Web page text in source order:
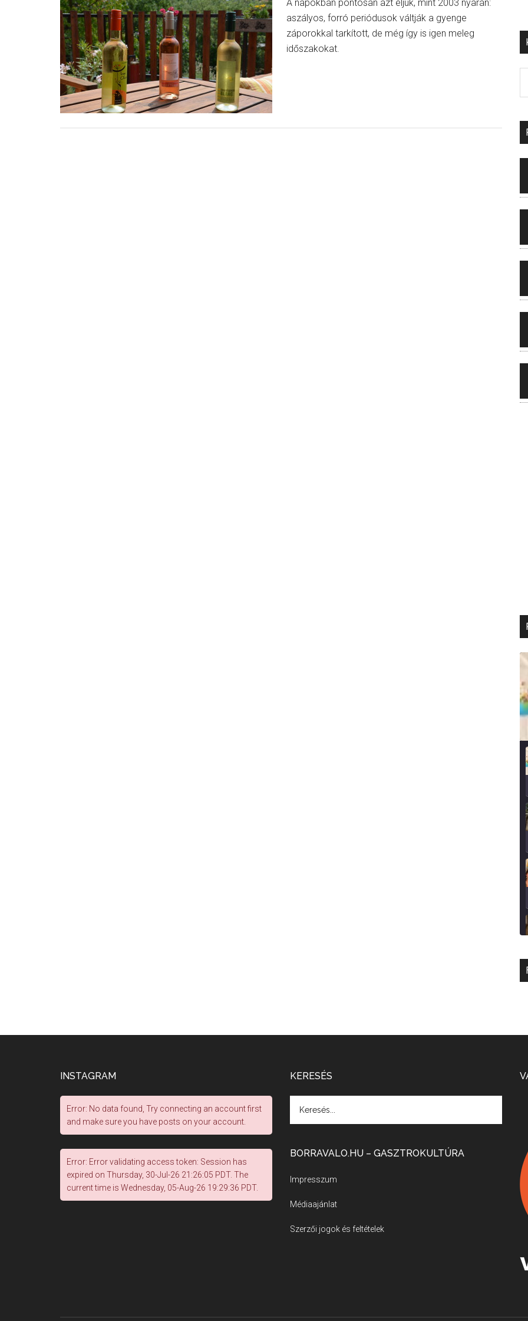
A napokban pontosan azt éljük, mint 2003 nyarán:
aszályos, forró periódusok váltják a gyenge
záporokkal tarkított, de még így is igen meleg
időszakokat.
INSTAGRAM
Error: No data found, Try connecting an account first
and make sure you have posts on your account.
Error: Error validating access token: Session has
expired on Thursday, 30-Jul-26 21:26:05 PDT. The
current time is Wednesday, 05-Aug-26 19:29:36 PDT.
KERESÉS
BORRAVALO.HU – GASZTROKULTÚRA
Impresszum
Médiaajánlat
Szerzői jogok és feltételek